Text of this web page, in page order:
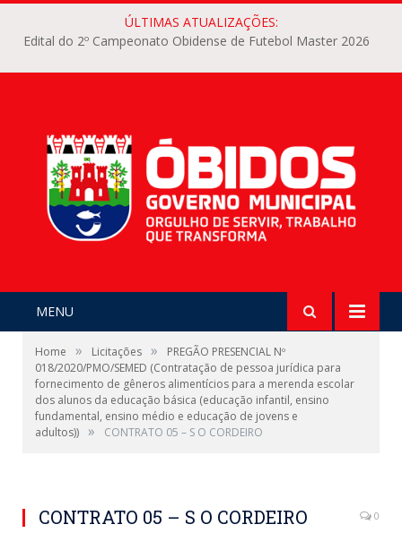
ÚLTIMAS ATUALIZAÇÕES:
Edital do 2º Campeonato Obidense de Futebol Master 2026
MENU
Home » Licitações »
PREGÃO PRESENCIAL Nº
018/2020/PMO/SEMED (Contratação de pessoa jurídica para
fornecimento de gêneros alimentícios para a merenda escolar
dos alunos da educação básica (educação infantil, ensino
fundamental, ensino médio e educação de jovens e
adultos)) » CONTRATO 05 – S O CORDEIRO
CONTRATO 05 – S O CORDEIRO 0